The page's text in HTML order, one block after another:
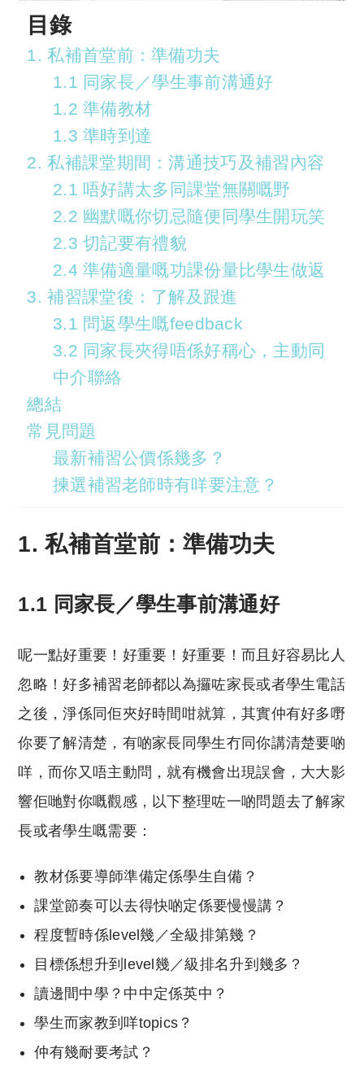
目錄
1. 私補首堂前：準備功夫
1.1 同家長／學生事前溝通好
1.2 準備教材
1.3 準時到達
2. 私補課堂期間：溝通技巧及補習內容
2.1 唔好講太多同課堂無關嘅野
2.2 幽默嘅你切忌隨便同學生開玩笑
2.3 切記要有禮貌
2.4 準備適量嘅功課份量比學生做返
3. 補習課堂後：了解及跟進
3.1 問返學生嘅feedback
3.2 同家長夾得唔係好稱心，主動同
中介聯絡
總結
常見問題
最新補習公價係幾多？
揀選補習老師時有咩要注意？
1. 私補首堂前：準備功夫
1.1 同家長／學生事前溝通好
呢一點好重要！好重要！好重要！而且好容易比人
忽略！好多補習老師都以為攞咗家長或者學生電話
之後，淨係同佢夾好時間咁就算，其實仲有好多嘢
你要了解清楚，有啲家長同學生冇同你講清楚要啲
咩，而你又唔主動問，就有機會出現誤會，大大影
響佢哋對你嘅觀感，以下整理咗一啲問題去了解家
長或者學生嘅需要：
教材係要導師準備定係學生自備？
課堂節奏可以去得快啲定係要慢慢講？
程度暫時係level幾／全級排第幾？
目標係想升到level幾／級排名升到幾多？
讀邊間中學？中中定係英中？
學生而家教到咩topics？
仲有幾耐要考試？